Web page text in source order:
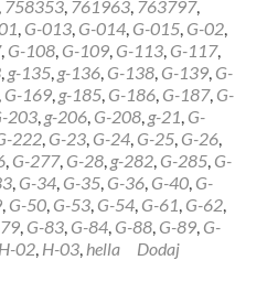
STEROWNIK
HELLA
GARRETT
6NW009228
Gdynia
, 758353, 761963, 763797,
, G-013, G-014, G-015, G-02,
, G-108, G-109, G-113, G-117,
, g-135, g-136, G-138, G-139, G-
, G-169, g-185, G-186, G-187, G-
203, g-206, G-208, g-21, G-
222, G-23, G-24, G-25, G-26,
, G-277, G-28, g-282, G-285, G-
, G-34, G-35, G-36, G-40, G-
, G-50, G-53, G-54, G-61, G-62,
, G-83, G-84, G-88, G-89, G-
H-02, H-03, hella
Dodaj